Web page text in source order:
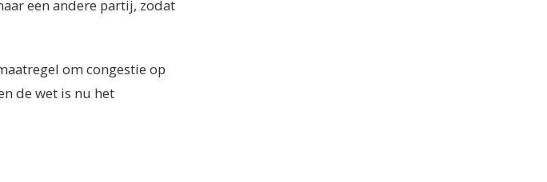
een andere partij, zodat
om congestie op
de wet is nu het